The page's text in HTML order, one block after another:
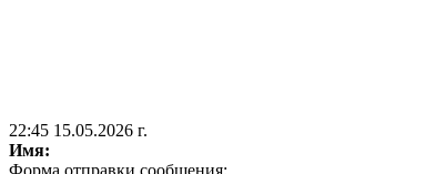
22:45 15.05.2026 г.
Имя:
Форма отправки сообщения: